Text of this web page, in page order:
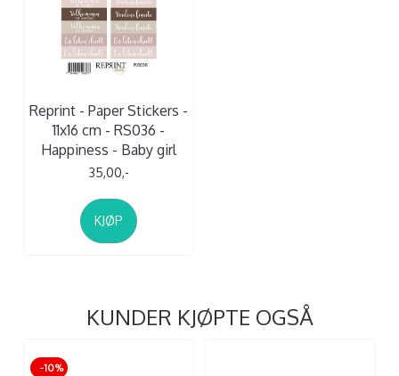
Reprint - Paper Stickers -
11x16 cm - RS036 -
Happiness - Baby girl
35,00,-
KJØP
KUNDER KJØPTE OGSÅ
-10%